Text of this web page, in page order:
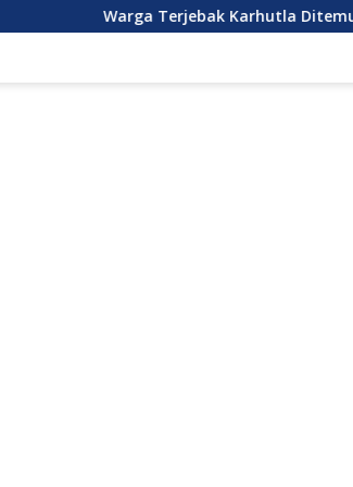
Terjebak Karhutla Ditemukan Selamat